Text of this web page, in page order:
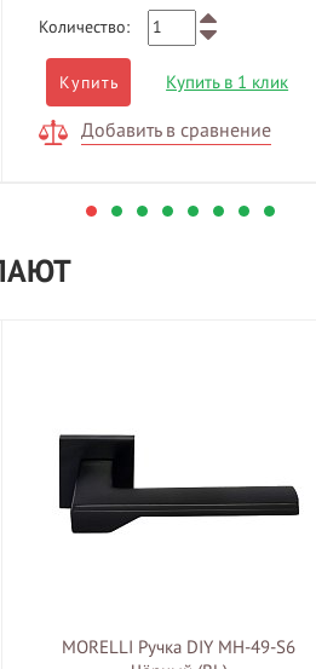
Количество:
Купить Купить в 1 клик
Добавить в сравнение
MORELLI Ручка DIY MH-49-S6